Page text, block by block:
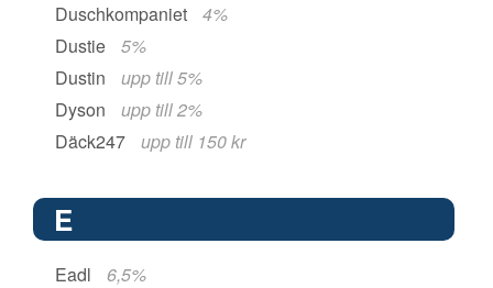
Duschkompaniet
4%
Dustie
5%
Dustin
upp till 5%
Dyson
upp till 2%
Däck247
upp till 150 kr
E
Eadl
6,5%